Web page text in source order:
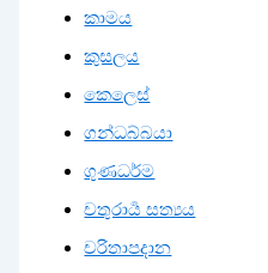
කාමය
කුසලය
කෙලෙස්
ගන්ධබ්බයා
ගුණධර්ම
චතුරාර්‍ය සත්‍යය
චරිතාපදාන